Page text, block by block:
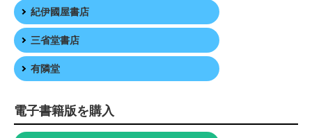
紀伊國屋書店
三省堂書店
有隣堂
電子書籍版を購入